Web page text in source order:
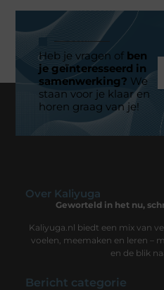
Heb je vragen ofben
je geïnteresseerd in
samenwerking? We
staan voor je klaar en
horen graag van je!
Over Kaliyuga
Geworteld in het nu,
Kaliyuga.nl biedt een mix van
voelen, meemaken en leren –
en de blik
Bericht categorie